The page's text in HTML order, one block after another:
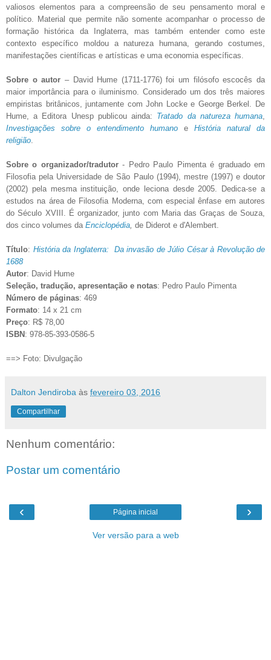
valiosos elementos para a compreensão de seu pensamento moral e
político. Material que permite não somente acompanhar o processo de
formação histórica da Inglaterra, mas também entender como este
contexto específico moldou a natureza humana, gerando costumes,
manifestações científicas e artísticas e uma economia específicas.
Sobre o autor – David Hume (1711-1776) foi um filósofo escocês da
maior importância para o iluminismo. Considerado um dos três maiores
empiristas britânicos, juntamente com John Locke e George Berkel. De
Hume, a Editora Unesp publicou ainda: Tratado da natureza humana
Investigações sobre o entendimento humano e História natural da
religião
Sobre o organizador/tradutor- Pedro Paulo Pimenta é graduado em
Filosofia pela Universidade de São Paulo (1994), mestre (1997) e doutor
(2002) pela mesma instituição, onde leciona desde 2005. Dedica-se a
estudos na área de Filosofia Moderna, com especial ênfase em autores
do Século XVIII. É organizador, junto com Maria das Graças de Souza,
dos cinco volumes da Enciclopédia de Diderot e d'Alembert.
Título: História da Inglaterra: Da invasão de Júlio César à Revolução de
1688
Autor: David Hume
Seleção, tradução, apresentação e notas: Pedro Paulo Pimenta
Número de páginas: 469
Formato: 14 x 21 cm
Preço: R$ 78,00
ISBN: 978-85-393-0586-5
==> Foto: Divulgação
Dalton Jendiroba às fevereiro 03, 2016
Compartilhar
Nenhum comentário:
Postar um comentário
‹ ›
Página inicial
Ver versão para a web